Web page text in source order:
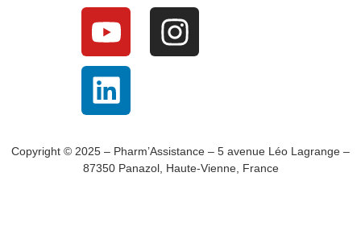
Copyright © 2025 – Pharm’Assistance – 5 avenue Léo Lagrange –
87350 Panazol, Haute-Vienne, France